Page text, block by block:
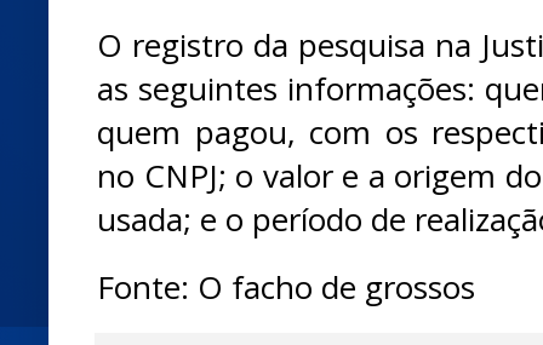
O registro da pesquisa na
as seguintes informações:
quem pagou, com os
no CNPJ; o valor e a origem
usada; e o período de
Fonte: O facho de grossos